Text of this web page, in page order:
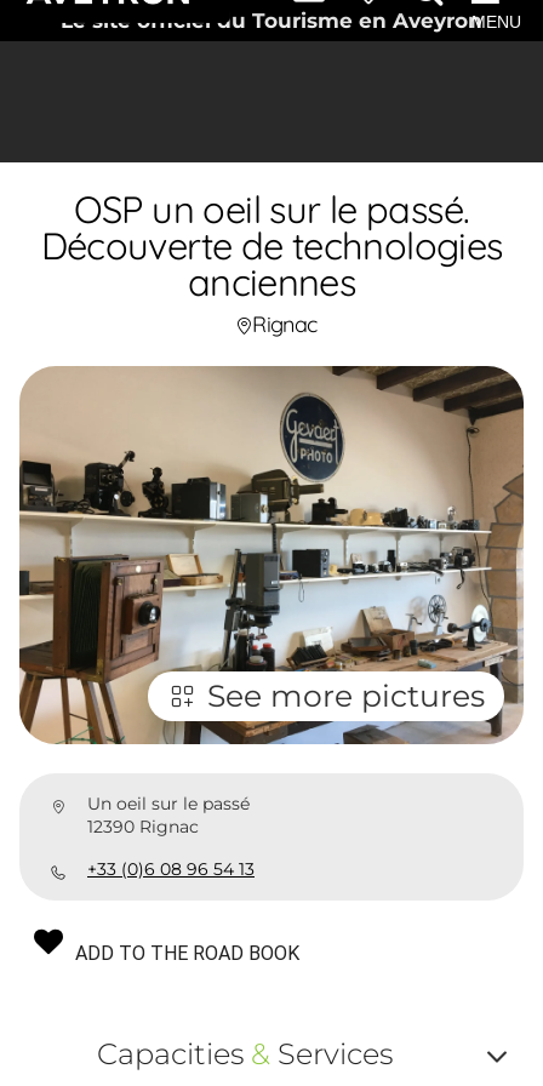
Le site officiel du Tourisme en AveyronMENU
OSP un oeil sur le passé.
Découverte de technologies
anciennes
Rignac
See more pictures
Un oeil sur le passé
12390 Rignac
+33 (0)6 08 96 54 13
ADD TO THE ROAD BOOK
Capacities & Services